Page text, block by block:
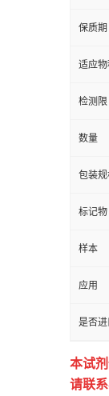
保质期
适应
检测限
数量
包装
标记物
样本
应用
是否进
本试
请联